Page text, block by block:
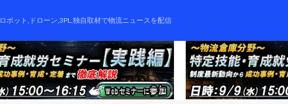
ボット,ドローン,3PL,独自取材で物流ニュースを配信